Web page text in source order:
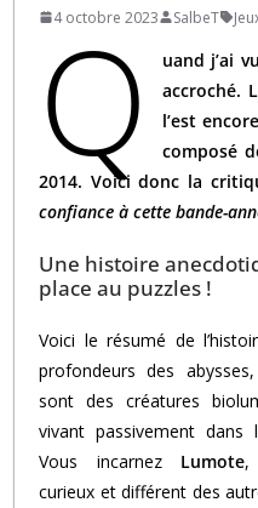
4 octobre 2023 SalbeT
Q uand j’ai
accroché.
l’est
composé
2014. Voici donc la
confiance à cette bande-
Une histoire
place au puzzles !
Voici le résumé de
profondeurs des
sont des créatures
vivant passivement dans
Vous incarnez Lumote,
curieux et différent des